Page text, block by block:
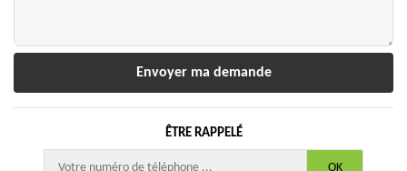
ÊTRE RAPPELÉ